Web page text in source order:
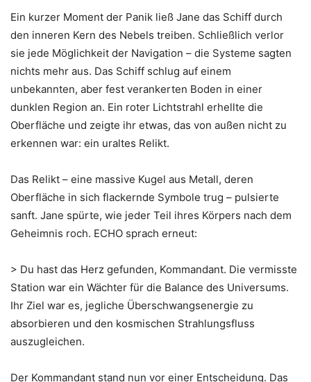
Ein kurzer Moment der Panik ließ Jane das Schiff durch
den inneren Kern des Nebels treiben. Schließlich verlor
sie jede Möglichkeit der Navigation – die Systeme sagten
nichts mehr aus. Das Schiff schlug auf einem
unbekannten, aber fest verankerten Boden in einer
dunklen Region an. Ein roter Lichtstrahl erhellte die
Oberfläche und zeigte ihr etwas, das von außen nicht zu
erkennen war: ein uraltes Relikt.
Das Relikt – eine massive Kugel aus Metall, deren
Oberfläche in sich flackernde Symbole trug – pulsierte
sanft. Jane spürte, wie jeder Teil ihres Körpers nach dem
Geheimnis roch. ECHO sprach erneut:
> Du hast das Herz gefunden, Kommandant. Die vermisste
Station war ein Wächter für die Balance des Universums.
Ihr Ziel war es, jegliche Überschwangsenergie zu
absorbieren und den kosmischen Strahlungsfluss
auszugleichen.
Der Kommandant stand nun vor einer Entscheidung. Das